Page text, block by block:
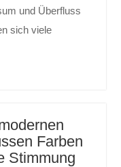
und Überfluss
sich viele
Farben
Stimmung